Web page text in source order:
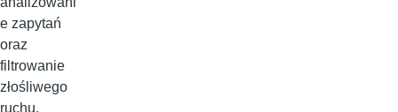
e zapytań
oraz
filtrowanie
złośliwego
ruchu,